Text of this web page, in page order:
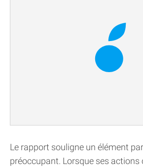
Le rapport souligne un élément
préoccupant. Lorsque ses actions